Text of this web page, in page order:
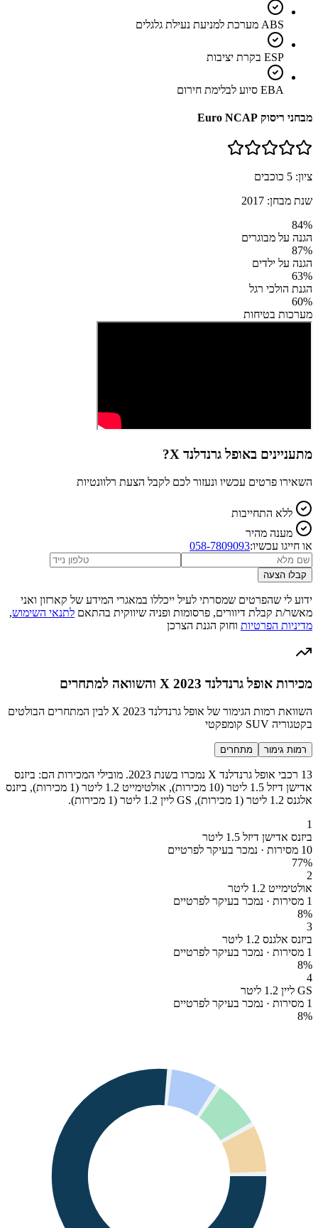
ABS מערכת למניעת נעילת גלגלים
ESP בקרת יציבות
EBA סיוע לבלימת חירום
מבחני ריסוק Euro NCAP
ציון: 5 כוכבים
שנת מבחן: 2017
84%
הגנה על מבוגרים
87%
הגנה על ילדים
63%
הגנת הולכי רגל
60%
מערכות בטיחות
מתעניינים באופל גרנדלנד X ?
השאירו פרטים עכשיו ונעזור לכם לקבל הצעת רלוונטיות
ללא התחייבות
מענה מהיר
או חייגו עכשיו:058-7809093
קבלו הצעה
ידוע לי שהפרטים שמסרתי לעיל ייכללו במאגרי המידע של קארזון ואני
מאשר/ת קבלת דיוורים, פרסומות ופניה שיווקית בהתאם לתנאי השימוש,
מדיניות הפרטיות וחוק הגנת הצרכן
מכירות אופל גרנדלנד X 2023 והשוואה למתחרים
השוואת רמות הגימור של אופל גרנדלנד X 2023 לבין המתחרים הבולטים
בקטגוריה SUV קומפקטי
רמות גימור מתחרים
13 רכבי אופל גרנדלנד X נמכרו בשנת 2023. מובילי המכירות הם: ביזנס
אדישן דיזל 1.5 ליטר (10 מכירות), אולטימייט 1.2 ליטר (1 מכירות), ביזנס
אלגנס 1.2 ליטר (1 מכירות), GS ליין 1.2 ליטר (1 מכירות).
1
ביזנס אדישן דיזל 1.5 ליטר
10 מסירות · נמכר בעיקר לפרטיים
77%
2
אולטימייט 1.2 ליטר
1 מסירות · נמכר בעיקר לפרטיים
8%
3
ביזנס אלגנס 1.2 ליטר
1 מסירות · נמכר בעיקר לפרטיים
8%
4
GS ליין 1.2 ליטר
1 מסירות · נמכר בעיקר לפרטיים
8%